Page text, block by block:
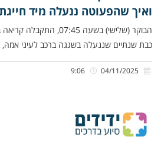
ואיך שהפעוטה ננעלה מיד
הבוקר (שלישי) בשעה 07:45,
כבת שנתיים שננעלה בשגגה ברכב לעיני אמהּ,